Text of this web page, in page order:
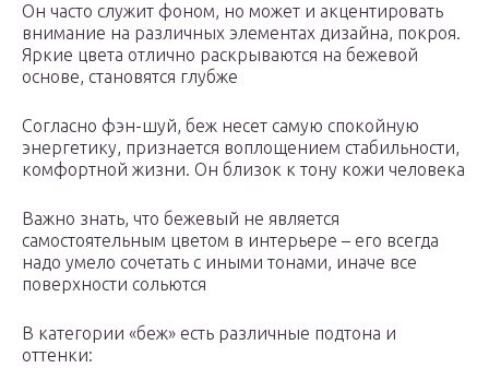
Он часто служит фоном, но может и акцентировать
внимание на различных элементах дизайна, покроя.
Яркие цвета отлично раскрываются на бежевой
основе, становятся глубже
Согласно фэн-шуй, беж несет самую спокойную
энергетику, признается воплощением стабильности,
комфортной жизни. Он близок к тону кожи человека
Важно знать, что бежевый не является
самостоятельным цветом в интерьере – его всегда
надо умело сочетать с иными тонами, иначе все
поверхности сольются
В категории «беж» есть различные подтона и
оттенки: